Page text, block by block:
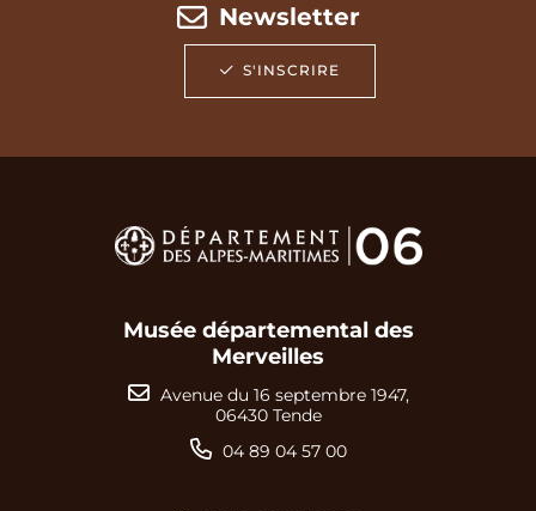
Newsletter
S'INSCRIRE
Musée départemental des
Merveilles
Avenue du 16 septembre 1947,
06430 Tende
04 89 04 57 00